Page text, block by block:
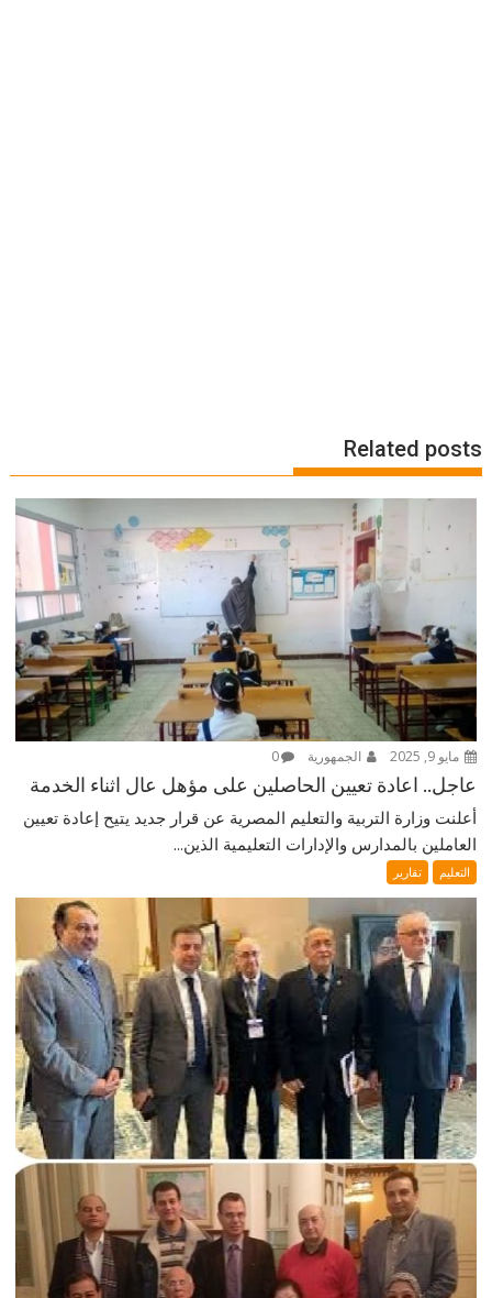
Related posts
مايو 9, 2025 الجمهورية 0
عاجل.. اعادة تعيين الحاصلين على مؤهل عال اثناء الخدمة
أعلنت وزارة التربية والتعليم المصرية عن قرار جديد يتيح إعادة تعيين
العاملين بالمدارس والإدارات التعليمية الذين...
التعليم تقارير